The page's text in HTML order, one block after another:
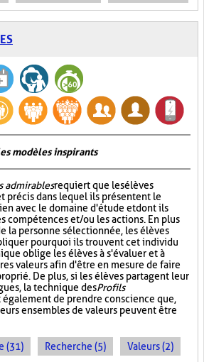
modèles inspirants
admirablesrequiert que les élèves
précis dans lequel ils présentent le
avec le domaine d'étude et dont ils
compétences et/ou les actions. En plus
la personne sélectionnée, les élèves
pourquoi ils trouvent cet individu
oblige les élèves à s'évaluer et à
valeurs afin d'être en mesure de faire
De plus, si les élèves partagent leur
la technique desProfils
de prendre conscience que,
ensembles de valeurs peuvent être
(31) Recherche (5) Valeurs (2)